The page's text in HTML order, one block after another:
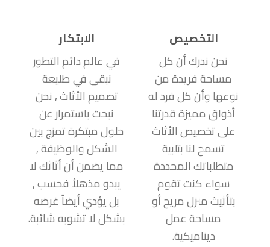
التخصيص
نحن ندرك أن كل
مساحة فريدة من
نوعها وأن كل فرد له
أذواق مميزة قدرتنا
على تخصيص الأثاث
تسمح لنا بتلبية
متطلباتك المحددة
سواء كنت تقوم
بتأثيث منزل مريح أو
مساحة عمل
ديناميكية.
الابتكار
في عالم دائم التطور
نبقى في طليعة
تصميم الأثاث , نحن
نبحث باستمرار عن
حلول مبتكرة تمزج بين
الشكل والوظيفة ,
مما يضمن أن أثاثك لا
يبدو مذهلاُ فحسب ,
بل يؤدي أيضاً غرضه
بشكل لا تشوبه شائبة.